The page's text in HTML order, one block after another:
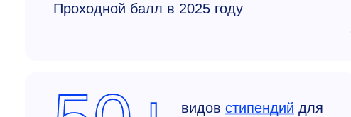
Проходной балл в 2025 году
видов стипендий для